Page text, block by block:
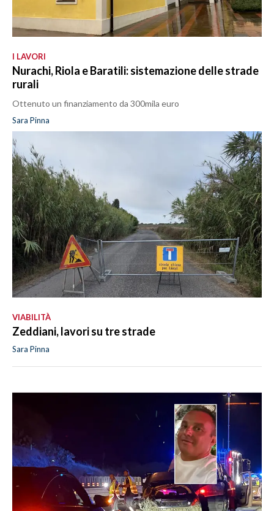
I LAVORI
Nurachi, Riola e Baratili: sistemazione delle strade
rurali
Ottenuto un finanziamento da 300mila euro
Sara Pinna
VIABILITÀ
Zeddiani, lavori su tre strade
Sara Pinna